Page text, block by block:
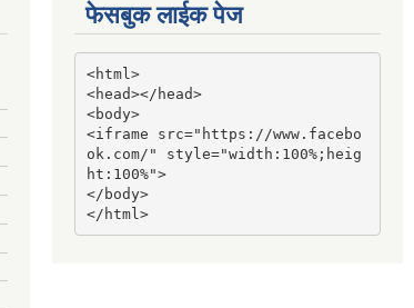
फेसबुक लाईक पेज
<html>
<head></head>
<body>
<iframe src="https://www.facebo
ok.com/" style="width:100%;heig
ht:100%">
</body>
</html>